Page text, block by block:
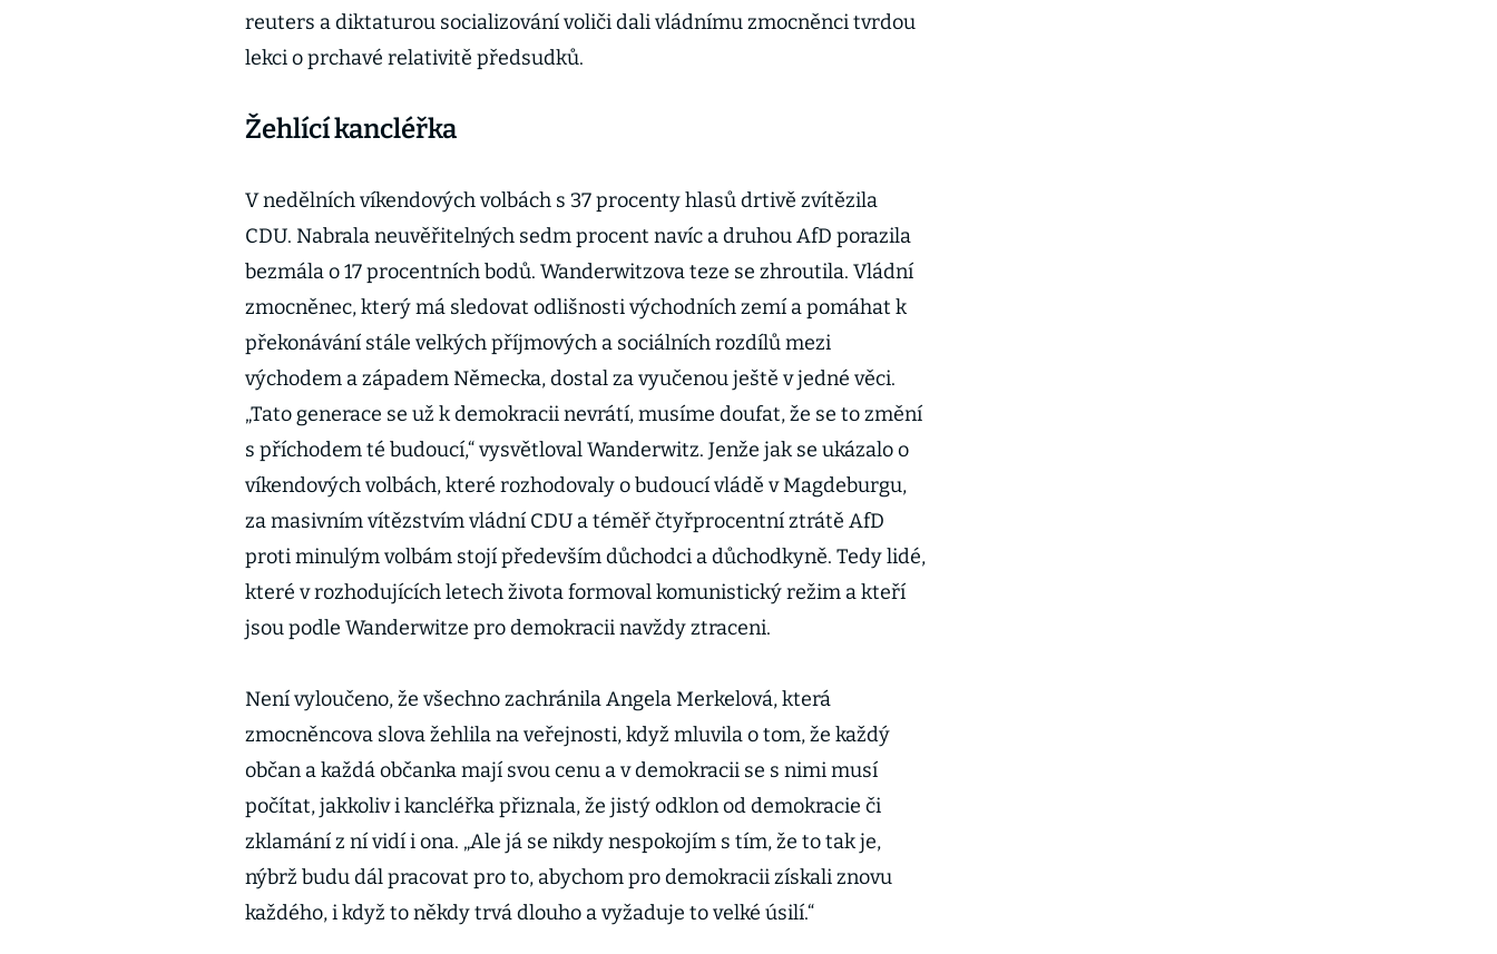
reuters a diktaturou socializování voliči dali vládnímu zmocněnci tvrdou
lekci o prchavé relativitě předsudků.
Žehlící kancléřka
V nedělních víkendových volbách s 37 procenty hlasů drtivě zvítězila
CDU. Nabrala neuvěřitelných sedm procent navíc a druhou AfD porazila
bezmála o 17 procentních bodů. Wanderwitzova teze se zhroutila. Vládní
zmocněnec, který má sledovat odlišnosti východních zemí a pomáhat k
překonávání stále velkých příjmových a sociálních rozdílů mezi
východem a západem Německa, dostal za vyučenou ještě v jedné věci.
„Tato generace se už k demokracii nevrátí, musíme doufat, že se to změní
s příchodem té budoucí,“ vysvětloval Wanderwitz. Jenže jak se ukázalo o
víkendových volbách, které rozhodovaly o budoucí vládě v Magdeburgu,
za masivním vítězstvím vládní CDU a téměř čtyřprocentní ztrátě AfD
proti minulým volbám stojí především důchodci a důchodkyně. Tedy lidé,
které v rozhodujících letech života formoval komunistický režim a kteří
jsou podle Wanderwitze pro demokracii navždy ztraceni.
Není vyloučeno, že všechno zachránila Angela Merkelová, která
zmocněncova slova žehlila na veřejnosti, když mluvila o tom, že každý
občan a každá občanka mají svou cenu a v demokracii se s nimi musí
počítat, jakkoliv i kancléřka přiznala, že jistý odklon od demokracie či
zklamání z ní vidí i ona. „Ale já se nikdy nespokojím s tím, že to tak je,
nýbrž budu dál pracovat pro to, abychom pro demokracii získali znovu
každého, i když to někdy trvá dlouho a vyžaduje to velké úsilí.“